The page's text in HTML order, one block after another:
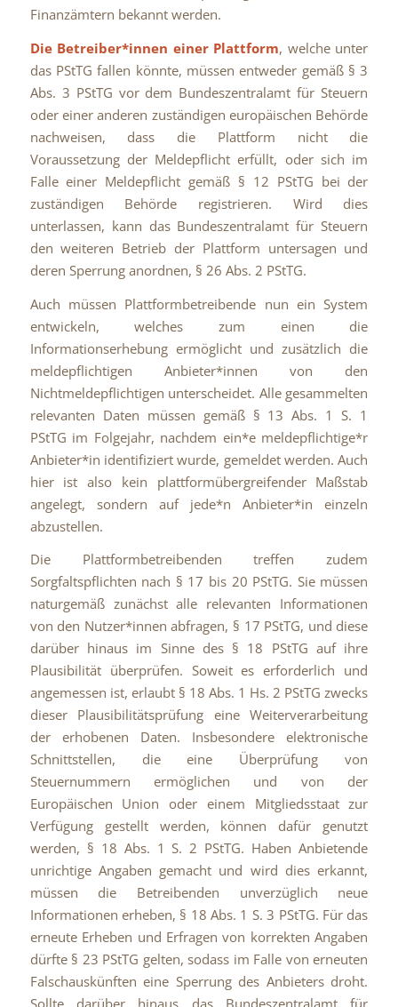
Finanzämtern bekannt werden.
Die Betreiber*innen einer Plattform, welche unter
das PStTG fallen könnte, müssen entweder gemäß § 3
Abs. 3 PStTG vor dem Bundeszentralamt für Steuern
oder einer anderen zuständigen europäischen Behörde
nachweisen, dass die Plattform nicht die
Voraussetzung der Meldepflicht erfüllt, oder sich im
Falle einer Meldepflicht gemäß § 12 PStTG bei der
zuständigen Behörde registrieren. Wird dies
unterlassen, kann das Bundeszentralamt für Steuern
den weiteren Betrieb der Plattform untersagen und
deren Sperrung anordnen, § 26 Abs. 2 PStTG.
Auch müssen Plattformbetreibende nun ein System
entwickeln, welches zum einen die
Informationserhebung ermöglicht und zusätzlich die
meldepflichtigen Anbieter*innen von den
Nichtmeldepflichtigen unterscheidet. Alle gesammelten
relevanten Daten müssen gemäß § 13 Abs. 1 S. 1
PStTG im Folgejahr, nachdem ein*e meldepflichtige*r
Anbieter*in identifiziert wurde, gemeldet werden. Auch
hier ist also kein plattformübergreifender Maßstab
angelegt, sondern auf jede*n Anbieter*in einzeln
abzustellen.
Die Plattformbetreibenden treffen zudem
Sorgfaltspflichten nach § 17 bis 20 PStTG. Sie müssen
naturgemäß zunächst alle relevanten Informationen
von den Nutzer*innen abfragen, § 17 PStTG, und diese
darüber hinaus im Sinne des § 18 PStTG auf ihre
Plausibilität überprüfen. Soweit es erforderlich und
angemessen ist, erlaubt § 18 Abs. 1 Hs. 2 PStTG zwecks
dieser Plausibilitätsprüfung eine Weiterverarbeitung
der erhobenen Daten. Insbesondere elektronische
Schnittstellen, die eine Überprüfung von
Steuernummern ermöglichen und von der
Europäischen Union oder einem Mitgliedsstaat zur
Verfügung gestellt werden, können dafür genutzt
werden, § 18 Abs. 1 S. 2 PStTG. Haben Anbietende
unrichtige Angaben gemacht und wird dies erkannt,
müssen die Betreibenden unverzüglich neue
Informationen erheben, § 18 Abs. 1 S. 3 PStTG. Für das
erneute Erheben und Erfragen von korrekten Angaben
dürfte § 23 PStTG gelten, sodass im Falle von erneuten
Falschauskünften eine Sperrung des Anbieters droht.